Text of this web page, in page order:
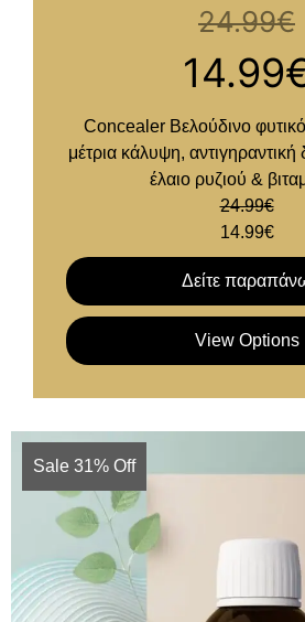
24.99€
14.99
Concealer Βελούδινο
μέτρια κάλυψη,
έλαιο ρυζιού &
24.99€
14.99€
Δείτε
View Options
Sale 31% Off